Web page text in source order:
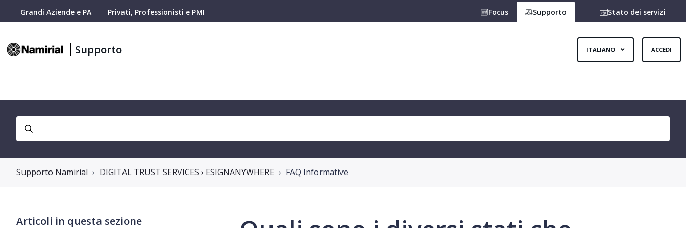
Grandi Aziende e PA Privati, Professionisti e PMI Focus Supporto Stato dei servizi
Supporto ITALIANO ACCEDI
Supporto Namirial DIGITAL TRUST SERVICES › ESIGNANYWHERE FAQ Informative
Articoli in questa sezione